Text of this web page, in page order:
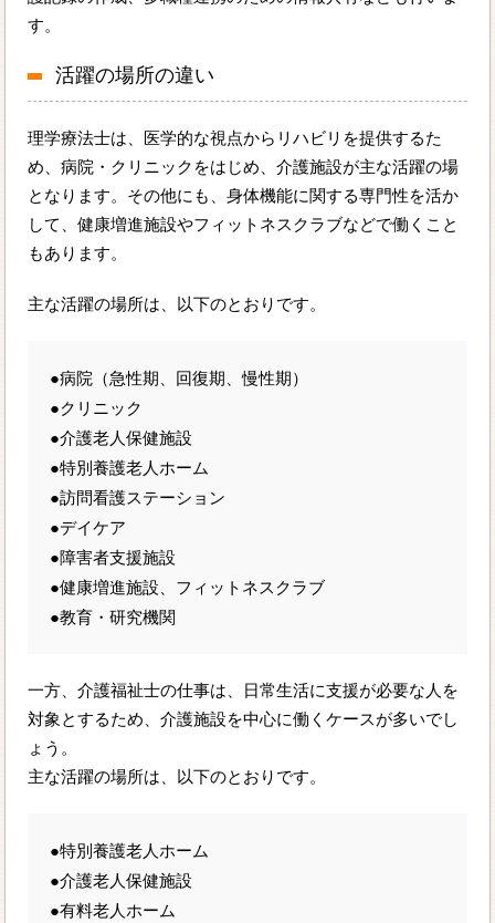
す。
活躍の場所の違い
理学療法士は、医学的な視点からリハビリを提供するた
め、病院・クリニックをはじめ、介護施設が主な活躍の場
となります。その他にも、身体機能に関する専門性を活か
して、健康増進施設やフィットネスクラブなどで働くこと
もあります。
主な活躍の場所は、以下のとおりです。
●病院（急性期、回復期、慢性期）
●クリニック
●介護老人保健施設
●特別養護老人ホーム
●訪問看護ステーション
●デイケア
●障害者支援施設
●健康増進施設、フィットネスクラブ
●教育・研究機関
一方、介護福祉士の仕事は、日常生活に支援が必要な人を
対象とするため、介護施設を中心に働くケースが多いでし
ょう。
主な活躍の場所は、以下のとおりです。
●特別養護老人ホーム
●介護老人保健施設
●有料老人ホーム